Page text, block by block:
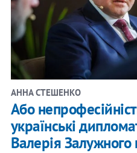
АННА СТЕШЕНКО
​Або
українські
Валерія